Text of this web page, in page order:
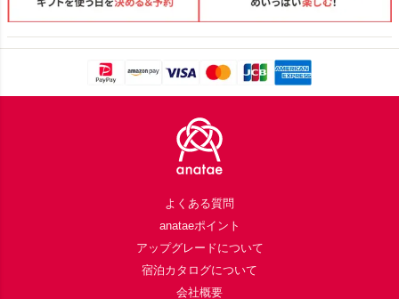
よくある質問
anataeポイント
アップグレードについて
宿泊カタログについて
会社概要